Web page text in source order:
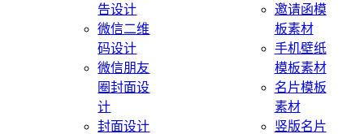
告设计
微信二维
码设计
微信朋友
圈封面设
计
封面设计
邀请函模
板素材
手机壁纸
模板素材
名片模板
素材
竖版名片